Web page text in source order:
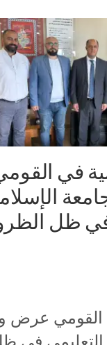
في
في ظل
القومي عرض